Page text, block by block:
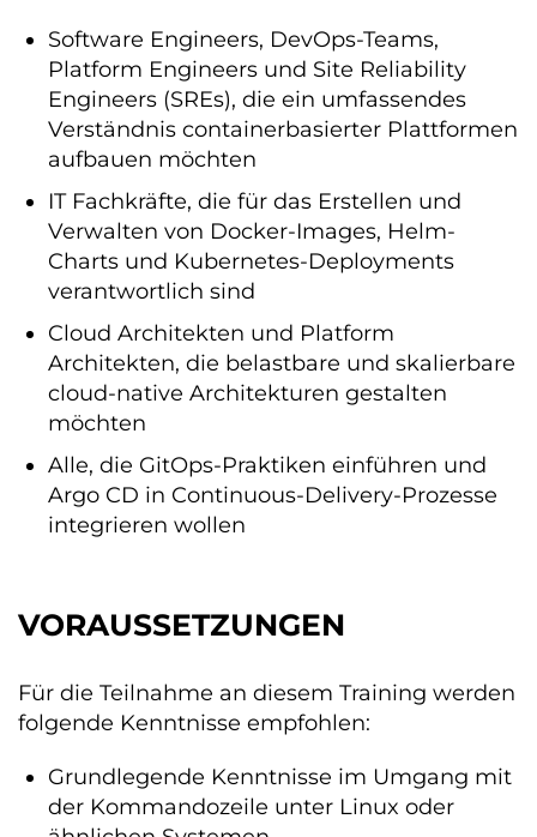
Software Engineers, DevOps-Teams,
Platform Engineers und Site Reliability
Engineers (SREs), die ein umfassendes
Verständnis containerbasierter Plattformen
aufbauen möchten
IT Fachkräfte, die für das Erstellen und
Verwalten von Docker-Images, Helm-
Charts und Kubernetes-Deployments
verantwortlich sind
Cloud Architekten und Platform
Architekten, die belastbare und skalierbare
cloud-native Architekturen gestalten
möchten
Alle, die GitOps-Praktiken einführen und
Argo CD in Continuous-Delivery-Prozesse
integrieren wollen
VORAUSSETZUNGEN
Für die Teilnahme an diesem Training werden
folgende Kenntnisse empfohlen:
Grundlegende Kenntnisse im Umgang mit
der Kommandozeile unter Linux oder